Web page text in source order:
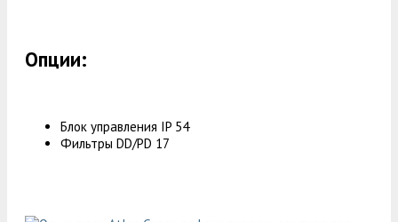
Опции:
Блок управления IP 54
Фильтры DD/PD 17